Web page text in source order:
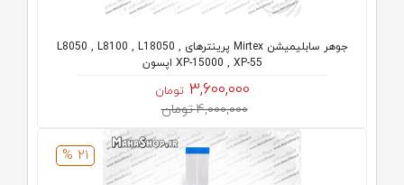
جوهر سابلیمیشن Mirtex پرینترهای L8050 , L8100 , L18050 ,
XP-15000 , XP-55 اپسون
3,600,000 تومان
4,000,000 تومان
21 %